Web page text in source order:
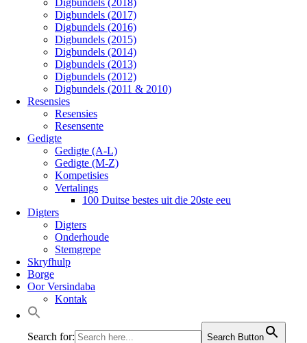
Digbundels (2018)
Digbundels (2017)
Digbundels (2016)
Digbundels (2015)
Digbundels (2014)
Digbundels (2013)
Digbundels (2012)
Digbundels (2011 & 2010)
Resensies
Resensies
Resensente
Gedigte
Gedigte (A-L)
Gedigte (M-Z)
Kompetisies
Vertalings
100 Duitse bestes uit die 20ste eeu
Digters
Digters
Onderhoude
Stemgrepe
Skryfhulp
Borge
Oor Versindaba
Kontak
Search for: Search Button